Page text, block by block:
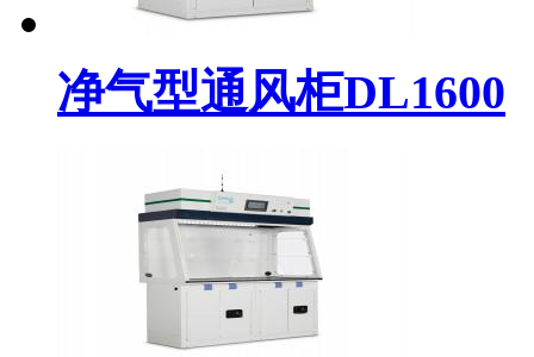
净气型通风柜DL1600